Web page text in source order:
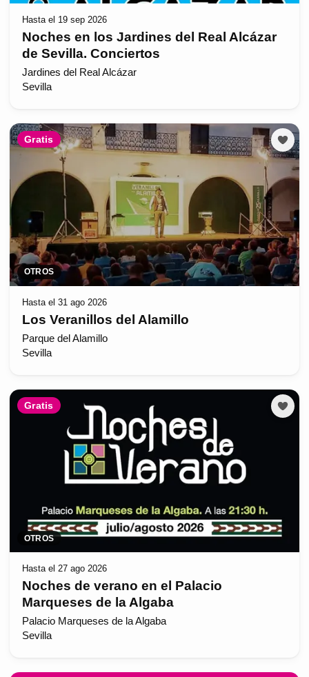
Hasta el 19 sep 2026
Noches en los Jardines del Real Alcázar
de Sevilla. Conciertos
Jardines del Real Alcázar
Sevilla
Gratis
OTROS
Hasta el 31 ago 2026
Los Veranillos del Alamillo
Parque del Alamillo
Sevilla
Gratis
OTROS
Hasta el 27 ago 2026
Noches de verano en el Palacio
Marqueses de la Algaba
Palacio Marqueses de la Algaba
Sevilla